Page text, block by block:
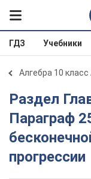
ГДЗ Учебники
Алгебра 10
Раздел Глава 5. Производная.
Параграф
прогрессии